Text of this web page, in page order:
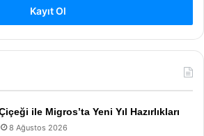
Kayıt Ol
ile Migros’ta Yeni Yıl Hazırlıkları
8 Ağustos 2026